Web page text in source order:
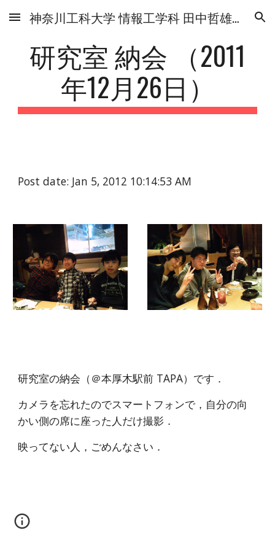
Skip to main content Skip to navigation
神奈川工科大学 情報工学科 田中哲雄研究室
研究室 納会 （2011
年12月26日）
Post date: Jan 5, 2012 10:14:53 AM
研究室の納会（＠本厚木駅前 TAPA）です．
カメラを忘れたのでスマートフォンで，自分の向
かい側の席に座った人だけ撮影．
映ってない人，ごめんなさい．